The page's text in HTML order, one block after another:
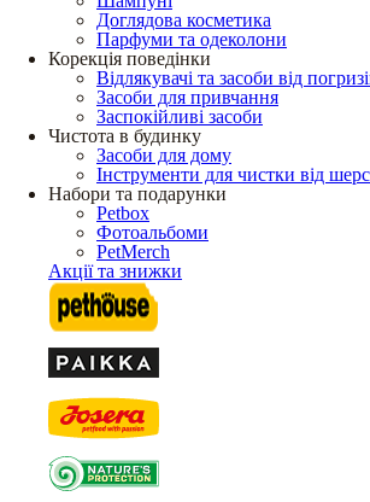
Доглядова косметика
Парфуми та одеколони
Корекція поведінки
Відлякувачі та засоби від
Засоби для привчання
Заспокійливі засоби
Чистота в будинку
Засоби для дому
Інструменти для чистки від
Набори та подарунки
Petbox
Фотоальбоми
PetMerch
Акції та знижки